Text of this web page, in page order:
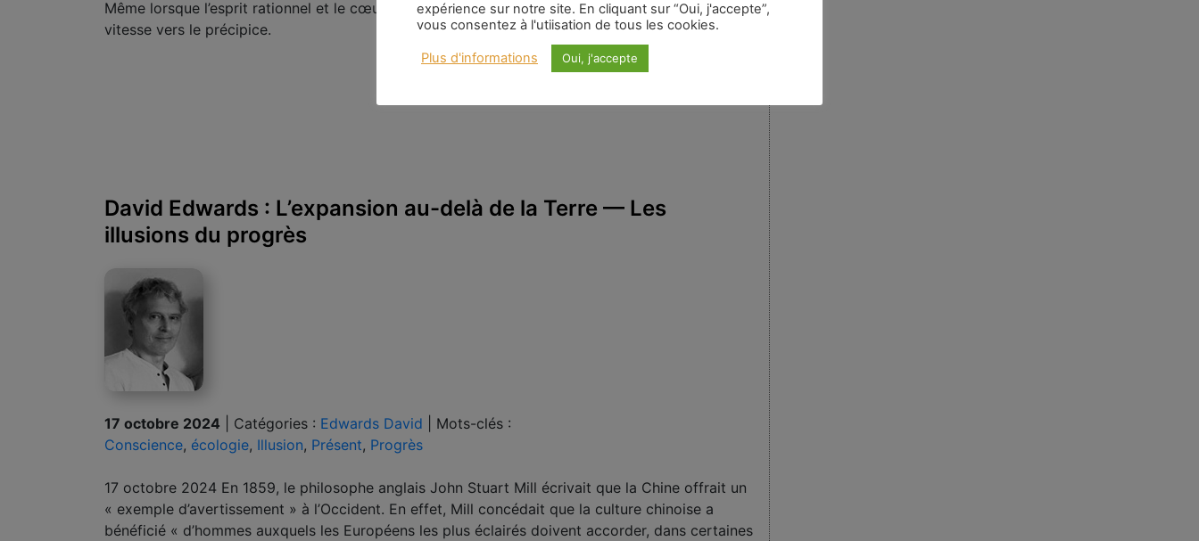
Même lorsque l’esprit rationnel et le cœur sensible révèlent que cela nous conduit à toute
vitesse vers le précipice.
David Edwards : L’expansion au-delà de la Terre — Les
illusions du progrès
17 octobre 2024 Catégories : Edwards David
Mots-clés :
Conscience, écologie, Illusion, Présent, Progrès
17 octobre 2024 En 1859, le philosophe anglais John Stuart Mill écrivait que la Chine offrait un
« exemple d’avertissement » à l’Occident. En effet, Mill concédait que la culture chinoise a
bénéficié « d’hommes auxquels les Européens les plus éclairés doivent accorder, dans certaines
expérience sur notre site. En cliquant sur “Oui, j'accepte”,
vous consentez à l'utiisation de tous les cookies.
Plus d'informations Oui, j'accepte